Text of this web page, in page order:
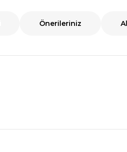
Önerileriniz